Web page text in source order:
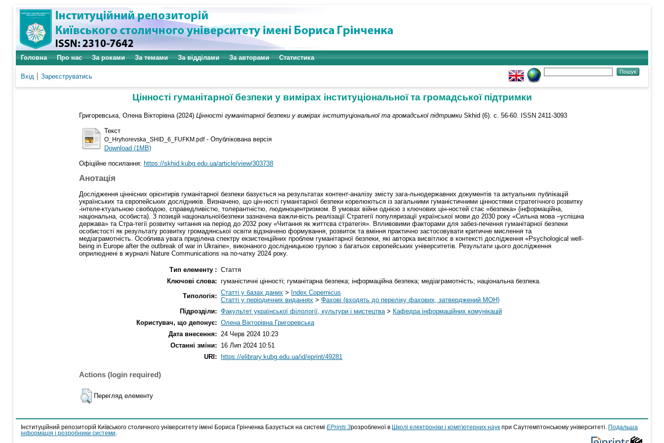
Головна Про нас За роками За темами За відділами За авторами Статистика
Вхід Зареєструватись
Цінності гуманітарної безпеки у вимірах інституціональної та громадської підтримки
Григоревська, Олена Вікторівна (2024) Цінності гуманітарної безпеки у вимірах інституціональної та громадської підтримки Skhid (6). с. 56-60. ISSN 2411-3093
Текст
O_Hryhorevska_SHID_6_FUFKM.pdf- Опублікована версія
Download (1MB)
Офіційне посилання: https://skhid.kubg.edu.ua/article/view/303738
Анотація
Дослідження ціннісних орієнтирів гуманітарної безпеки базується на результатах контент-аналізу змісту зага-льнодержавних документів та актуальних публікацій
українських та європейських дослідників. Визначено, що цін-ності гуманітарної безпеки корелюються із загальними гуманістичними цінностями стратегічного розвитку
-інтеле-ктуальною свободою, справедливістю, толерантністю, людиноцентризмом. В умовах війни однією з ключових цін-ностей стає «безпека» (інформаційна,
національна, особиста). З позицій національноїбезпеки зазначена важли-вість реалізації Стратегії популяризації української мови до 2030 року «Сильна мова –успішна
держава» та Стра-тегії розвитку читання на період до 2032 року «Читання як життєва стратегія». Впливовими факторами для забез-печення гуманітарної безпеки
особистості як результату розвитку громадянської освіти відзначено формування, розвиток та вміння практично застосовувати критичне мислення та
медіаграмотність. Особлива увага приділена спектру екзистенційних проблем гуманітарної безпеки, які авторка висвітлює в контексті дослідження «Psychological well-
being in Europe after the outbreak of war in Ukraine», виконаного дослідницькою групою з багатьох європейських університетів. Результати цього дослідження
оприлюднені в журналі Nature Communications на по-чатку 2024 року.
Тип елементу : Стаття
Ключові слова: гуманістичні цінності; гуманітарна безпека; інформаційна безпека; медіаграмотність; національна безпека.
Типологія: Статті у базах даних > Index Copernicus
Статті у періодичних виданнях > Фахові (входять до переліку фахових, затверджений МОН)
Підрозділи: Факультет української філології, культури і мистецтва > Кафедра інформаційних комунікацій
Користувач, що депонує: Олена Вікторівна Григоревська
Дата внесення:
24 Черв 2024 10:23
Останні зміни:
16 Лип 2024 10:51
URI:
https://elibrary.kubg.edu.ua/id/eprint/49281
Actions (login required)
Перегляд елементу
Інституційний репозиторій Київського столичного університету імені Бориса Грінченка Базується на системі EPrints 3розробленої в Школі електроніки і комп'ютерних наук при Саутгемптонському університеті.
Подальша
інформація і розробники системи